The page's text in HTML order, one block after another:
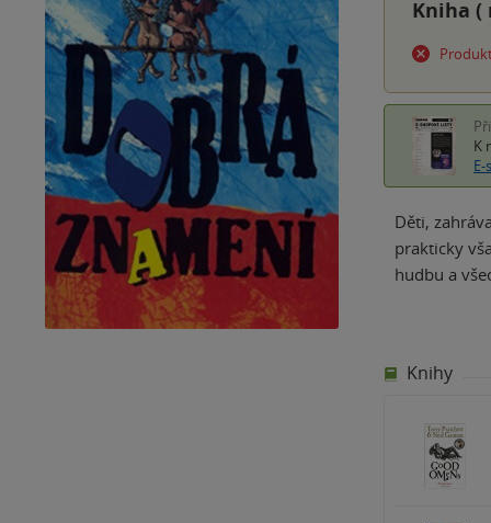
Kniha (
K
Děti,
prakticky
hudbu a
Knihy